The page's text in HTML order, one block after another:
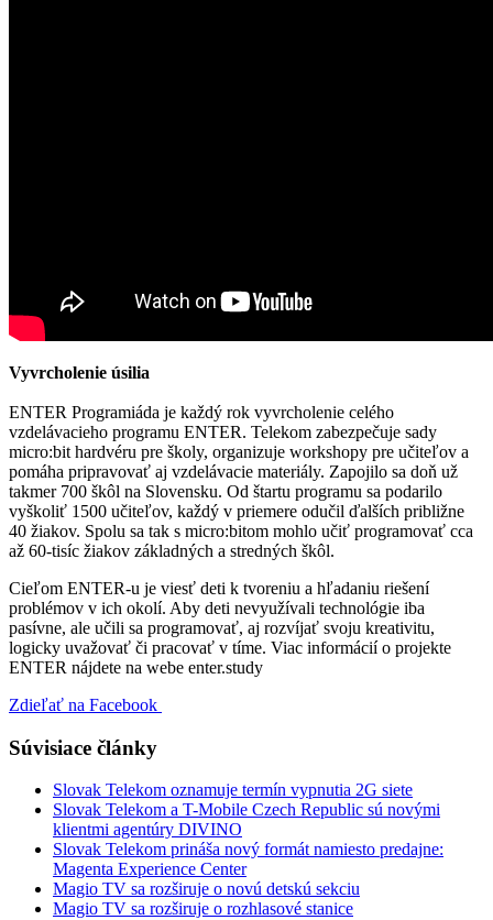
Vyvrcholenie úsilia
ENTER Programiáda je každý rok vyvrcholenie celého
vzdelávacieho programu ENTER. Telekom zabezpečuje sady
micro:bit hardvéru pre školy, organizuje workshopy pre učiteľov a
pomáha pripravovať aj vzdelávacie materiály. Zapojilo sa doň už
takmer 700 škôl na Slovensku. Od štartu programu sa podarilo
vyškoliť 1500 učiteľov, každý v priemere odučil ďalších približne
40 žiakov. Spolu sa tak s micro:bitom mohlo učiť programovať cca
až 60-tisíc žiakov základných a stredných škôl.
Cieľom ENTER-u je viesť deti k tvoreniu a hľadaniu riešení
problémov v ich okolí. Aby deti nevyužívali technológie iba
pasívne, ale učili sa programovať, aj rozvíjať svoju kreativitu,
logicky uvažovať či pracovať v tíme. Viac informácií o projekte
ENTER nájdete na webe enter.study
Zdieľať na Facebook
Súvisiace články
Slovak Telekom oznamuje termín vypnutia 2G siete
Slovak Telekom a T-Mobile Czech Republic sú novými
klientmi agentúry DIVINO
Slovak Telekom prináša nový formát namiesto predajne:
Magenta Experience Center
Magio TV sa rozširuje o novú detskú sekciu
Magio TV sa rozširuje o rozhlasové stanice